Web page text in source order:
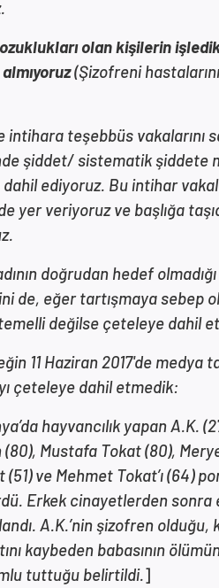
olan kişilerin
(Şizofreni
intihara teşebbüs vakalarını
şiddet/ sistematik şiddete
ediyoruz. Bu intihar
yer veriyoruz ve başlığa
doğrudan hedef
de, eğer tartışmaya sebep
değilse çeteleye dahil
11 Haziran 2017'de medya
çeteleye dahil etmedik:
hayvancılık yapan A.K.
(80), Mustafa Tokat (80),
(51) ve Mehmet Tokat’ı (64)
Erkek cinayetlerden sonra
A.K.’nin şizofren olduğu,
kaybeden babasının
tuttuğu belirtildi.]